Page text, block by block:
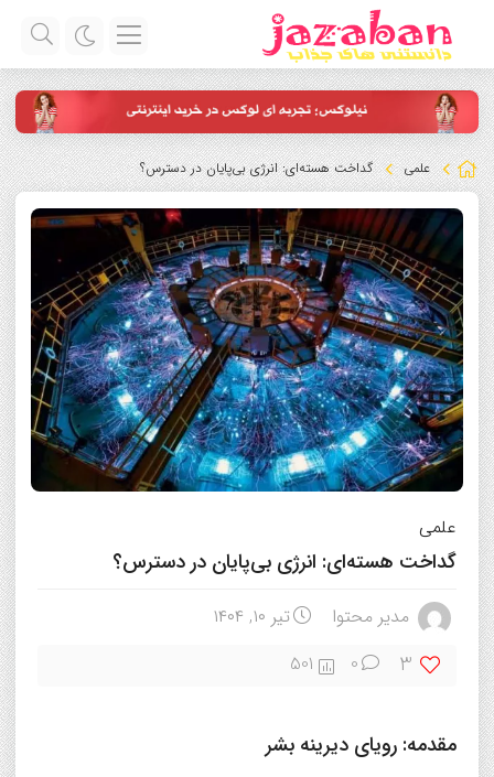
علمی گداخت هسته‌ای: انرژی بی‌پایان در دسترس؟
علمی
گداخت هسته‌ای: انرژی بی‌پایان در دسترس؟
مدیر محتوا تیر ۱۰, ۱۴۰۴
3
0
501
مقدمه: رویای دیرینه بشر